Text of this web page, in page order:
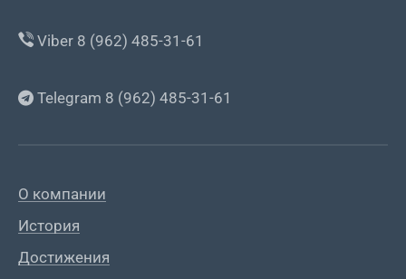
Viber 8 (962) 485-31-61
Telegram 8 (962) 485-31-61
О компании
История
Достижения